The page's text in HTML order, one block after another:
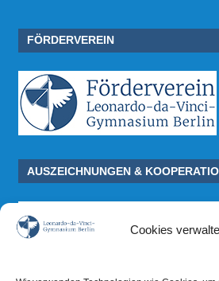
Cookies
FÖRDERVEREIN
AUSZEICHNUNGEN &